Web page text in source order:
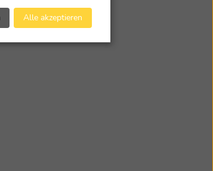
Alle akzeptieren